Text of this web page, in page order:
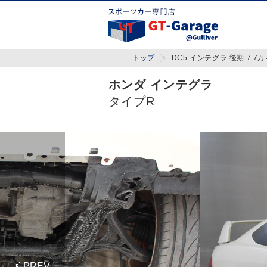
トップ DC5 インテグラ 後期 7.7万
ホンダ インテグラ
タイプR